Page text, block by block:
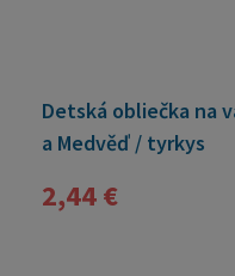
Detská obliečka na
a Medvěď / tyrkys
2,44 €